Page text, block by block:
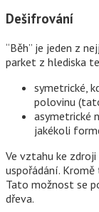
Dešifrování
“Běh” je jeden z
parket z hlediska
symetrické,
polovinu
asymetrické
jakékoli
Ve vztahu ke
uspořádání.
Tato možnost se
dřeva.